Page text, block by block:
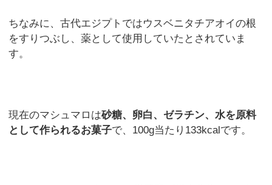
ちなみに、古代エジプトではウスベニタチアオイの根
をすりつぶし、薬として使用していたとされていま
す。
現在のマシュマロは砂糖、卵白、ゼラチン、水を原料
として作られるお菓子で、100g当たり133kcalです。